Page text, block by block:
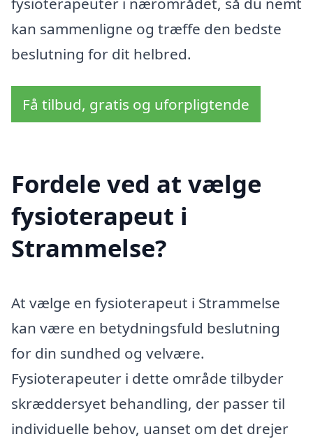
kan sammenligne og træffe den bedste
beslutning for dit helbred.
Få tilbud, gratis og uforpligtende
Fordele ved at vælge
fysioterapeut i
Strammelse?
At vælge en fysioterapeut i Strammelse
kan være en betydningsfuld beslutning
for din sundhed og velvære.
Fysioterapeuter i dette område tilbyder
skræddersyet behandling, der passer til
individuelle behov, uanset om det drejer